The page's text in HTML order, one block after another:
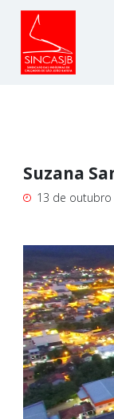
Suzana
13 de outubro